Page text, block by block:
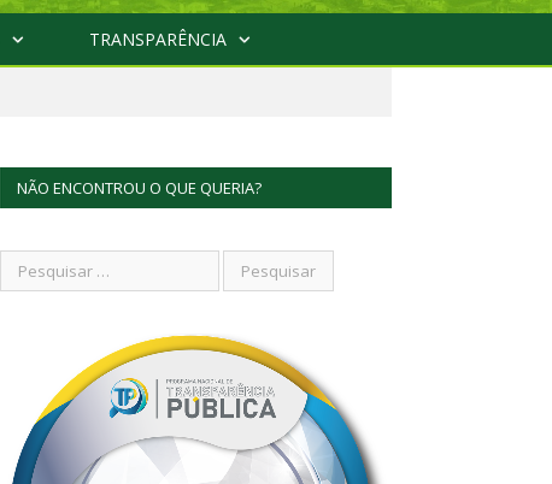
TRANSPARÊNCIA
NÃO ENCONTROU O QUE QUERIA?